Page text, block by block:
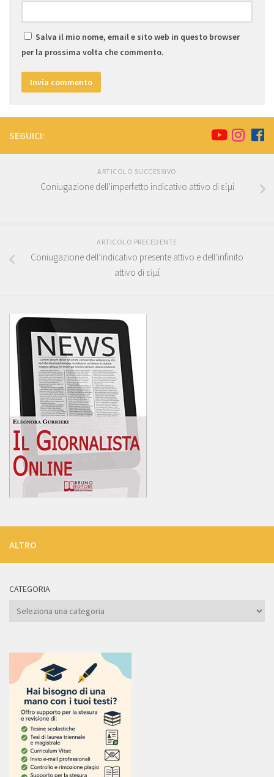
Salva il mio nome, email e sito web in questo browser
per la prossima volta che commento.
SEGUICI:
ARTICOLO SUCCESSIVO
Coniugazione dell’imperfetto indicativo attivo di εἰμί
ARTICOLO PRECEDENTE
Coniugazione dell’indicativo presente attivo e dell’infinito
attivo di εἰμί
ALTRO
CATEGORIA
Categoria